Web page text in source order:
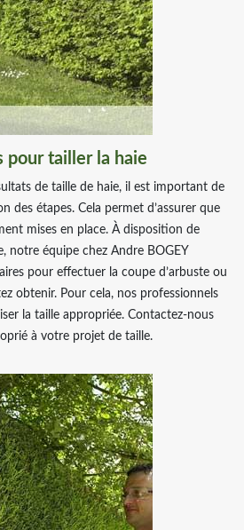
pour tailler la haie
de taille de haie, il est important de
des étapes. Cela permet d’assurer que
mises en place. À disposition de
notre équipe chez Andre BOGEY
pour effectuer la coupe d’arbuste ou
obtenir. Pour cela, nos professionnels
la taille appropriée. Contactez-nous
à votre projet de taille.